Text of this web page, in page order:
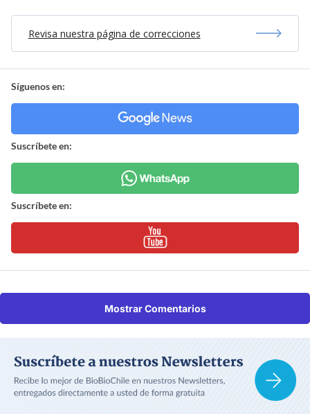
Revisa nuestra página de correcciones
Síguenos en:
Suscríbete en:
Suscríbete en:
Mostrar Comentarios